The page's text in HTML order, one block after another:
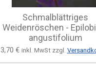
Schmalblättriges
Weidenröschen -
angustifolium
3,70 € inkl. MwSt zzgl.